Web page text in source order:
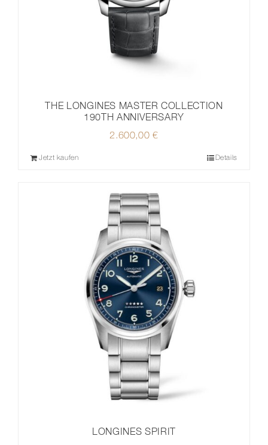
THE LONGINES MASTER COLLECTION
190TH ANNIVERSARY
2.600,00€
Jetzt kaufen Details
LONGINES SPIRIT